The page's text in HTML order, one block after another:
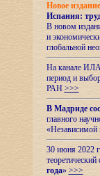
Новое
Испания:
В новом
и
глобальной
На канале
период и
РАН >>>
В Мадриде
главного
«Независимой
30 июня 2022
года» >>>